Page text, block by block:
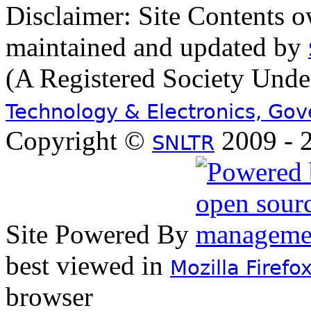
Disclaimer: Site Contents
maintained and updated by
(A Registered Society
Technology & Electronics,
Copyright © SNLTR 2009 -
Site Powered By
best viewed in Mozilla
browser